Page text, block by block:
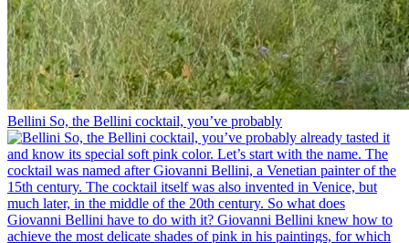
Bellini⁠ So, the Bellini cocktail, you’ve probably